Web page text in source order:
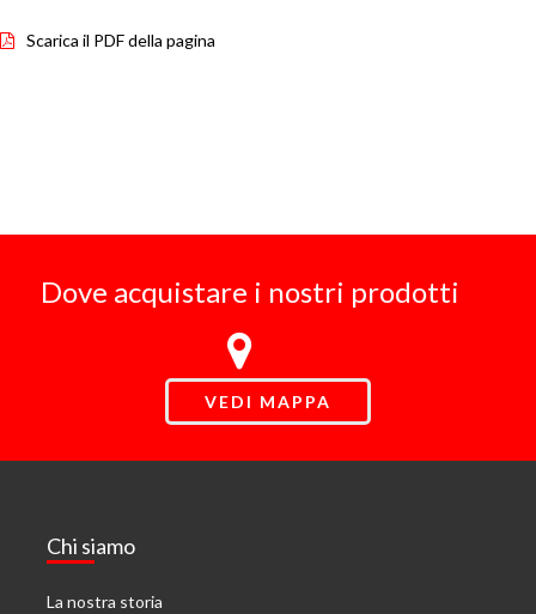
Scarica il PDF della pagina
Dove acquistare i nostri prodotti
VEDI MAPPA
Chi siamo
La nostra storia